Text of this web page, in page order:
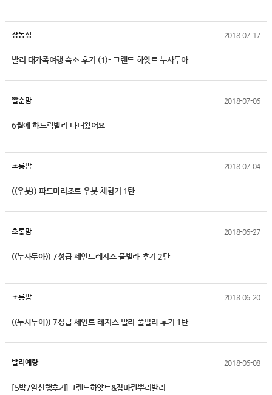
장동성 2018-07-17
발리 대가족여행 숙소 후기 (1)- 그랜드 하얏트 누사두아
짤순맘 2018-07-06
6월에 하드락발리 다녀왔어요
초롱맘 2018-07-04
((우붓)) 파드마리조트 우붓 체험기 1탄
초롱맘 2018-06-27
((누사두아)) 7성급 세인트레지스 풀빌라 후기 2탄
초롱맘 2018-06-20
((누사두아)) 7성급 세인트 레지스 발리 풀빌라 후기 1탄
발리예랑 2018-06-08
[5박7일신행후기]그랜드하얏트&짐바란뿌리발리